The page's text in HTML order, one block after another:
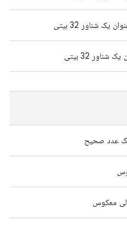
عدد صحیح
معکوس